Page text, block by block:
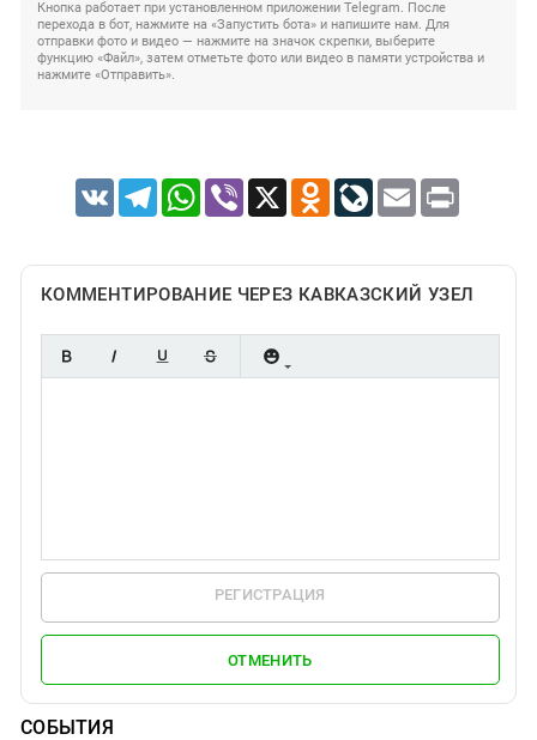
Кнопка работает при установленном приложении Telegram. После
перехода в бот, нажмите на «Запустить бота» и напишите нам. Для
отправки фото и видео — нажмите на значок скрепки, выберите
функцию «Файл», затем отметьте фото или видео в памяти устройства и
нажмите «Отправить».
VK TelegramWhatsApp
Viber X Odnoklassniki
LiveJournal
Email Print
КОММЕНТИРОВАНИЕ ЧЕРЕЗ КАВКАЗСКИЙ УЗЕЛ
РЕГИСТРАЦИЯ
ОТМЕНИТЬ
СОБЫТИЯ